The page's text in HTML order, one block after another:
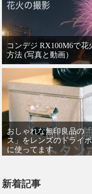
コンデジ RX100M6で花
方法 (写真と動画）
おしゃれな無印良品の
ス」をレンズのドライ
に使ってます
新着記事